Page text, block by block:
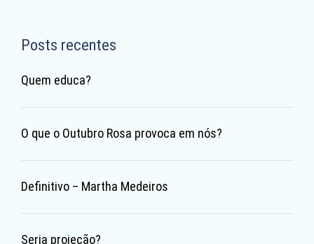
Posts recentes
Quem educa?
O que o Outubro Rosa provoca em nós?
Definitivo – Martha Medeiros
Seria projeção?